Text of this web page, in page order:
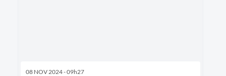
08 NOV 2024 - 09h27